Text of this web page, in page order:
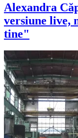
Alexandra
versiune live,
tine"